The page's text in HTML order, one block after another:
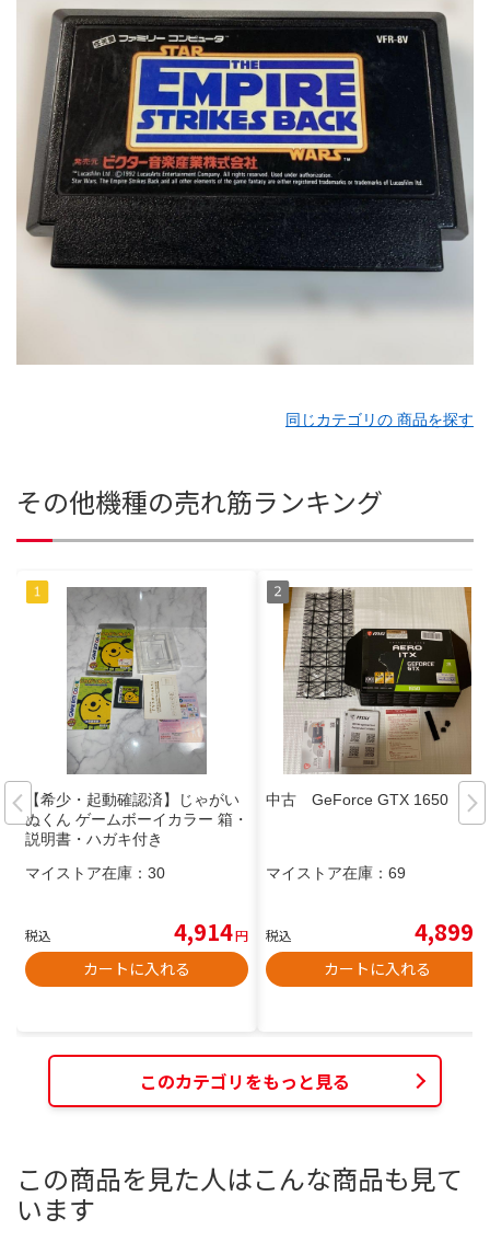
同じカテゴリの 商品を探す
その他機種の売れ筋ランキング
【希少・起動確認済】じゃがい
ぬくん ゲームボーイカラー 箱・
説明書・ハガキ付き
マイストア在庫： 30
税込 4,914円
カートに入れる
中古 GeForce GTX 1650
マイストア在庫： 69
税込 4,899
カートに入れる
このカテゴリをもっと見る
この商品を見た人はこんな商品も見て
います